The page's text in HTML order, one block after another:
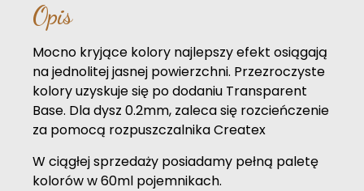
Opis
Mocno kryjące kolory najlepszy efekt osiągają
na jednolitej jasnej powierzchni. Przezroczyste
kolory uzyskuje się po dodaniu Transparent
Base. Dla dysz 0.2mm, zaleca się rozcieńczenie
za pomocą rozpuszczalnika Createx
W ciągłej sprzedaży posiadamy pełną paletę
kolorów w 60ml pojemnikach.